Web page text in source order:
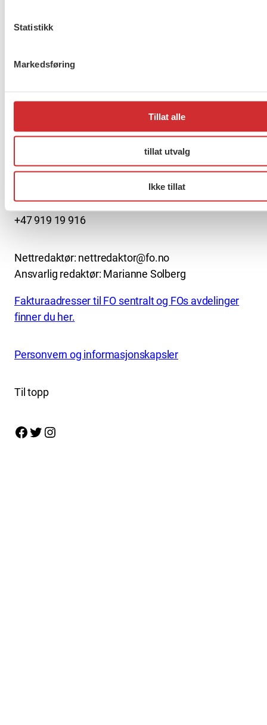
Statistikk
Markedsføring
Tillat alle
tillat utvalg
Ikke tillat
About us (English)
FO (Fellesorganisasjonen)
0506 OSLO
kontor@fo.no
+47 919 19 916
Nettredaktør: nettredaktor@fo.no
Ansvarlig redaktør: Marianne Solberg
Fakturaadresser til FO sentralt og FOs avdelinger
finner du her.
Personvern og informasjonskapsler
Til topp
Facebook Twitter Instagram